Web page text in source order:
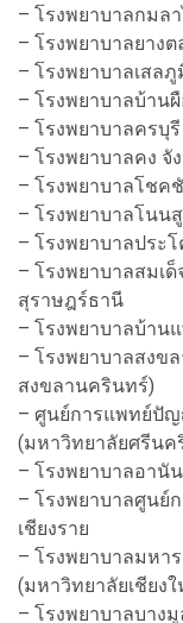
– โรงพยาบาลกมล
– โรงพยาบาลยาง
– โรงพยาบาลเสล
– โรงพยาบาลบ้าน
– โรงพยาบาลครบุ
– โรงพยาบาลคง
– โรงพยาบาลโชค
– โรงพยาบาลโนน
– โรงพยาบาลประ
– โรงพยาบาลสมเ
สุราษฎร์ธานี
– โรงพยาบาลบ้าน
– โรงพยาบาลสงข
สงขลานครินทร์)
– ศูนย์การแพทย์ปั
(มหาวิทยาลัยศรีน
– โรงพยาบาลอานั
– โรงพยาบาลศูนย์
เชียงราย
– โรงพยาบาลมหา
(มหาวิทยาลัยเชียง
– โรงพยาบาลบาง